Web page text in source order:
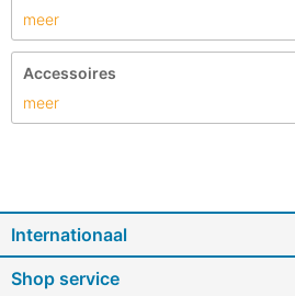
meer
Accessoires
meer
Internationaal
Shop service